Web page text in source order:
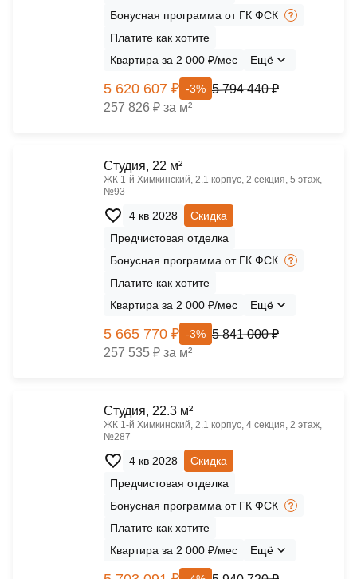
Бонусная программа от ГК ФСК
Платите как хотите
Квартира за 2 000 ₽/мес
Ещё
5 620 607 ₽ -3% 5 794 440 ₽
257 826 ₽ за м²
Cтудия, 22 м²
ЖК 1‑й Химкинский, 2.1 корпус, 2 секция, 5 этаж,
№93
4 кв 2028
Скидка
Предчистовая отделка
Бонусная программа от ГК ФСК
Платите как хотите
Квартира за 2 000 ₽/мес
Ещё
5 665 770 ₽ -3% 5 841 000 ₽
257 535 ₽ за м²
Cтудия, 22.3 м²
ЖК 1‑й Химкинский, 2.1 корпус, 4 секция, 2 этаж,
№287
4 кв 2028
Скидка
Предчистовая отделка
Бонусная программа от ГК ФСК
Платите как хотите
Квартира за 2 000 ₽/мес
Ещё